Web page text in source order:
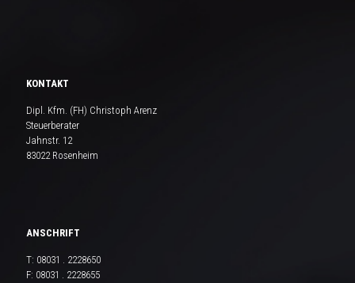
KONTAKT
Dipl. Kfm. (FH) Christoph Arenz
Steuerberater
Jahnstr. 12
83022 Rosenheim
ANSCHRIFT
T: 08031 . 2228650
F: 08031 . 2228655